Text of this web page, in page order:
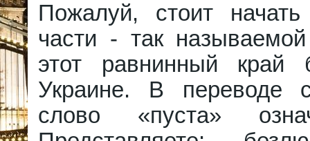
Пожалуй, стоит
части - так
этот равнинный край
Украине. В переводе с
слово «пуста»